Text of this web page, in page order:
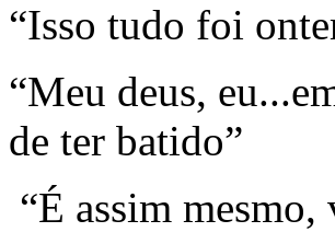
“Isso tudo foi
“Meu deus,
de ter batido”
“É assim